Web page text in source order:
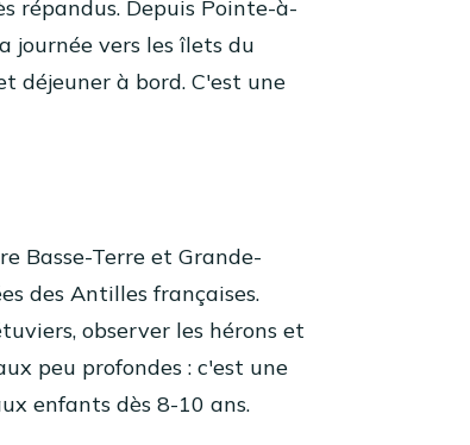
répandus. Depuis Pointe-à-
journée vers les îlets du
déjeuner à bord. C'est une
Basse-Terre et Grande-
des Antilles françaises.
observer les hérons et
peu profondes : c'est une
enfants dès 8-10 ans.